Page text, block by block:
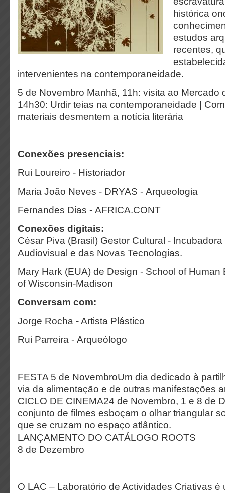
histórica
estudos
recentes,
intervenientes na contemporaneidade.
5 de Novembro Manhã, 11h: visita ao Mercado
14h30: Urdir teias na contemporaneidade |
materiais desmentem a notícia literária
Conexões presenciais:
Rui Loureiro - Historiador
Maria João Neves - DRYAS - Arqueologia
Fernandes Dias - AFRICA.CONT
Conexões digitais:
César Piva (Brasil) Gestor Cultural -
Audiovisual e das Novas Tecnologias.
Mary Hark (EUA) de Design - School of Human
of Wisconsin-Madison
Conversam com:
Jorge Rocha - Artista Plástico
Rui Parreira - Arqueólogo
FESTA 5 de NovembroUm dia dedicado à
via da alimentação e de outras manifestações
CICLO DE CINEMA24 de Novembro, 1 e 8 de
conjunto de filmes esboçam o olhar triangular
que se cruzam no espaço atlântico.
LANÇAMENTO DO CATÁLOGO ROOTS
8 de Dezembro
O LAC – Laboratório de Actividades Criativas é